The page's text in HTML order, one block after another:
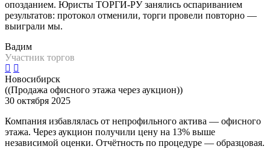
опозданием. Юристы ТОРГИ-РУ занялись оспариванием
результатов: протокол отменили, торги провели повторно —
выиграли мы.
Вадим
Участник торгов
Новосибирск
((Продажа офисного этажа через аукцион))
30 октября 2025
Компания избавлялась от непрофильного актива — офисного
этажа. Через аукцион получили цену на 13% выше
независимой оценки. Отчётность по процедуре — образцовая.